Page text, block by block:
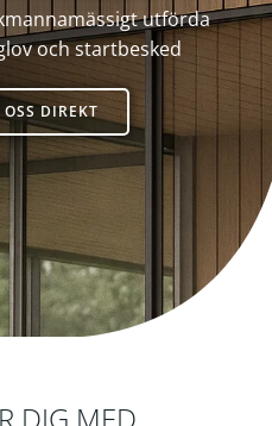
utförda
och startbesked
DIREKT